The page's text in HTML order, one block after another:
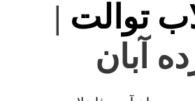
توالت |
آبان